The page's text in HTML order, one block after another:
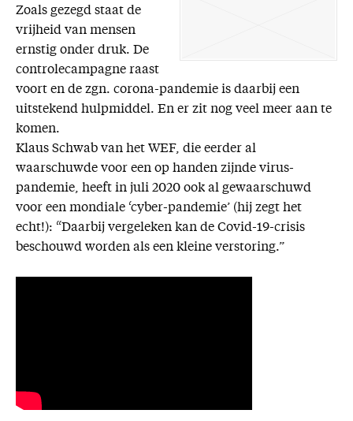
Zoals gezegd staat de
vrijheid van mensen
ernstig onder druk. De
controlecampagne raast
voort en de zgn. corona-pandemie is daarbij een
uitstekend hulpmiddel. En er zit nog veel meer aan te
komen.
Klaus Schwab van het WEF, die eerder al
waarschuwde voor een op handen zijnde virus-
pandemie, heeft in juli 2020 ook al gewaarschuwd
voor een mondiale ‘cyber-pandemie’ (hij zegt het
echt!): “Daarbij vergeleken kan de Covid-19-crisis
beschouwd worden als een kleine verstoring.”